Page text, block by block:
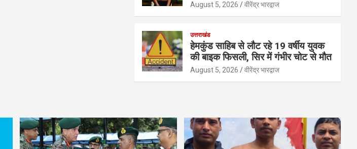
August 5, 2026 वीरेंद्र भारद्वाज
उत्तराखंड
हेमकुंड साहिब से लौट रहे 19 वर्षीय युवक
की बाइक फिसली, सिर में गंभीर चोट से मौत
August 5, 2026 वीरेंद्र भारद्वाज